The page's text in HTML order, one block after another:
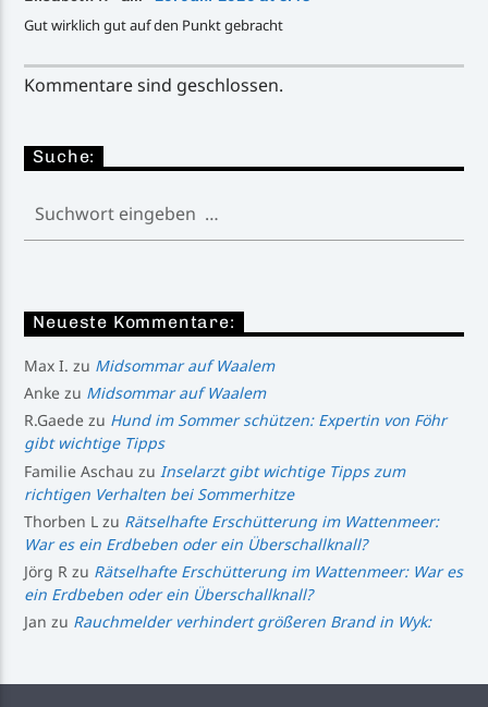
Gut wirklich gut auf den Punkt gebracht
Kommentare sind geschlossen.
Suche:
Neueste Kommentare:
Max I. zu Midsommar auf Waalem
Anke zu Midsommar auf Waalem
R.Gaede zu Hund im Sommer schützen: Expertin von Föhr
gibt wichtige Tipps
Familie Aschau zu Inselarzt gibt wichtige Tipps zum
richtigen Verhalten bei Sommerhitze
Thorben L zu Rätselhafte Erschütterung im Wattenmeer:
War es ein Erdbeben oder ein Überschallknall?
Jörg R zu Rätselhafte Erschütterung im Wattenmeer: War es
ein Erdbeben oder ein Überschallknall?
Jan zu Rauchmelder verhindert größeren Brand in Wyk: